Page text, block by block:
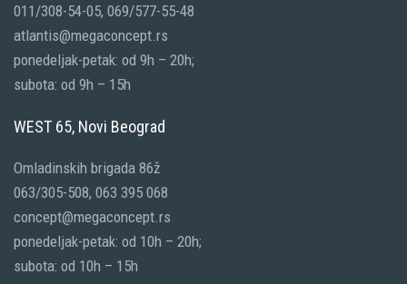
011/308-54-05, 069/577-55-48
atlantis@megaconcept.rs
ponedeljak-petak: od 9h – 20h;
subota: od 9h – 15h
WEST 65, Novi Beograd
Omladinskih brigada 86ž
063/305-508, 063 395 068
concept@megaconcept.rs
ponedeljak-petak: od 10h – 20h;
subota: od 10h – 15h